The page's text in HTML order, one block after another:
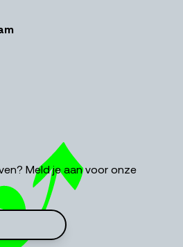
Meld je aan voor onze